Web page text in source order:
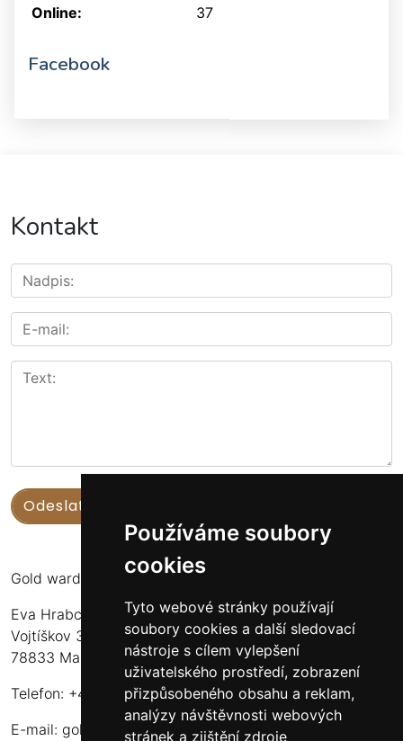
Používáme soubory
cookies
Tyto webové stránky používají
soubory cookies a další sledovací
nástroje s cílem vylepšení
uživatelského prostředí, zobrazení
přizpůsobeného obsahu a reklam,
analýzy návštěvnosti webových
stránek a zjištění zdroje
Online: 37
Facebook
Kontakt
Gold warden
Eva Hrabcová
Vojtíškov 3
78833 Malá Morava
Telefon: +420 777 549 171
E-mail: goldwarden@gmail.com